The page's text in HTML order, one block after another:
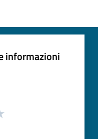
informazioni